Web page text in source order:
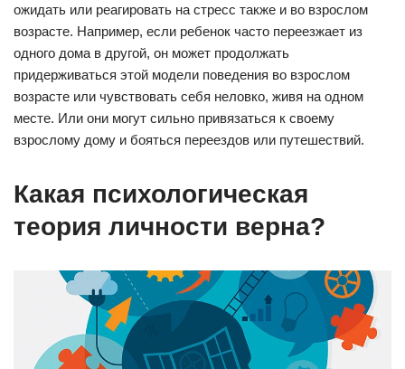
ожидать или реагировать на стресс также и во взрослом
возрасте. Например, если ребенок часто переезжает из
одного дома в другой, он может продолжать
придерживаться этой модели поведения во взрослом
возрасте или чувствовать себя неловко, живя на одном
месте. Или они могут сильно привязаться к своему
взрослому дому и бояться переездов или путешествий.
Какая психологическая
теория личности верна?